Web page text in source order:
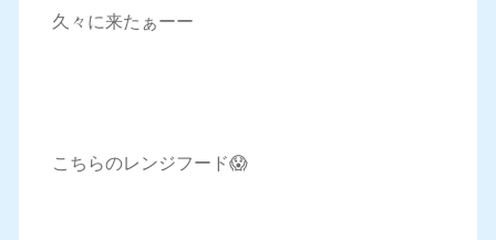
久々に来たぁーー
こちらのレンジフード😱